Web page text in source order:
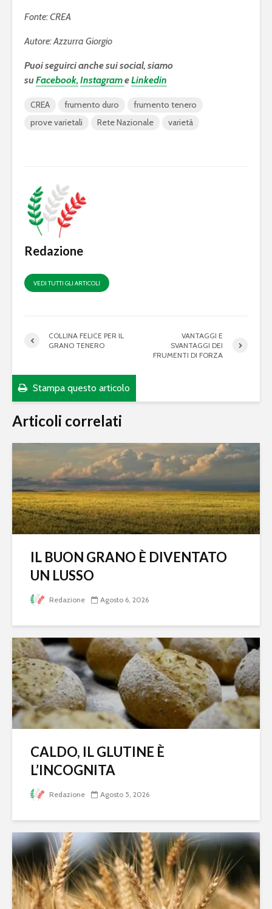
Fonte: CREA
Autore: Azzurra Giorgio
Puoi seguirci anche sui social, siamo
suFacebook,InstagrameLinkedin
CREA frumento duro
frumento tenero
prove varietali
Rete Nazionale varietà
Redazione
VEDI TUTTI GLI ARTICOLI
COLLINA FELICE PER IL
GRANO TENERO
VANTAGGI E
SVANTAGGI DEI
FRUMENTI DI FORZA
Stampa questo articolo
Articoli correlati
IL BUON GRANO È DIVENTATO
UN LUSSO
Redazione Agosto 6, 2026
CALDO, IL GLUTINE È
L’INCOGNITA
Redazione Agosto 5, 2026